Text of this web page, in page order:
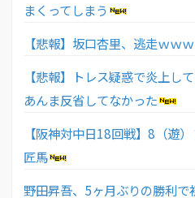
まくってしまう
【悲報】坂口杏里、逃走ｗｗ
【悲報】トレス疑惑で炎上し
あんま反省してなかった
【阪神対中日18回戦】8（遊
匠馬
野田昇吾、5ヶ月ぶりの勝利で